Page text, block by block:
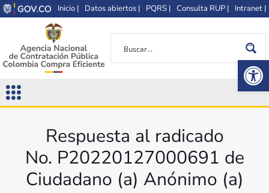
Inicio | Datos abiertos | PQRS | Consulta RUP | Intranet |
Respuesta al radicado
No. P20220127000691 de
Ciudadano (a) Anónimo (a)